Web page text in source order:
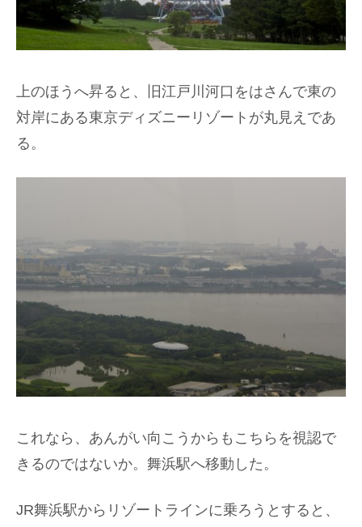
上のほうへ昇ると、旧江戸川河口をはさんで東の
対岸にある東京ディズニーリゾートが丸見えであ
る。
これなら、あんがい向こうからもこちらを視認で
きるのではないか。舞浜駅へ移動した。
JR舞浜駅からリゾートラインに乗ろうとすると、